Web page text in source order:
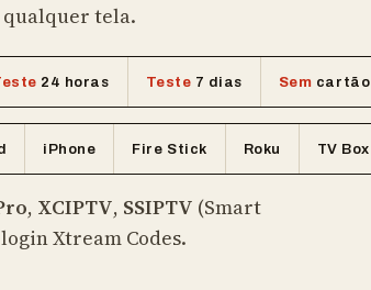
qualquer tela.
24 horas Teste 7 dias Sem cartão
iPhone Fire Stick Roku TV Box
, XCIPTV, SSIPTV (Smart
Xtream Codes.